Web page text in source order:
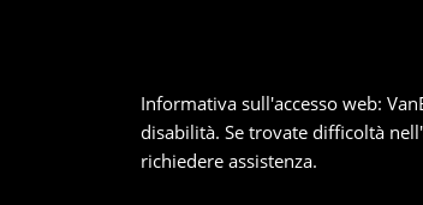
Informativa sull'accesso web:
disabilità. Se trovate difficoltà
richiedere assistenza.